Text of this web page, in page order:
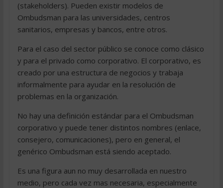
(stakeholders). Pueden existir modelos de
Ombudsman para las universidades, centros
sanitarios, empresas y bancos, entre otros.
Para el caso del sector público se conoce como clásico
y para el privado como corporativo. El corporativo, es
creado por una estructura de negocios y trabaja
informalmente para ayudar en la resolución de
problemas en la organización.
No hay una definición estándar para el Ombudsman
corporativo y puede tener distintos nombres (enlace,
consejero, comunicaciones), pero en general, el
genérico Ombudsman está siendo aceptado.
Es una figura aun no muy desarrollada en nuestro
medio, pero cada vez mas necesaria, especialmente